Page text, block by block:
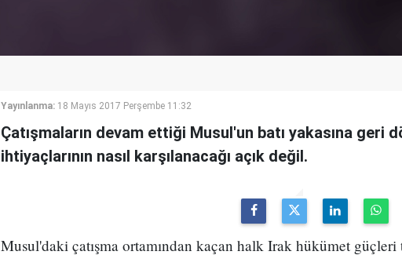
Yayınlanma: 18 Mayıs 2017 Perşembe 11:32
Çatışmaların devam ettiği Musul'un batı yakasına geri
ihtiyaçlarının nasıl karşılanacağı açık değil.
Musul'daki çatışma ortamından kaçan halk Irak hükümet güçleri